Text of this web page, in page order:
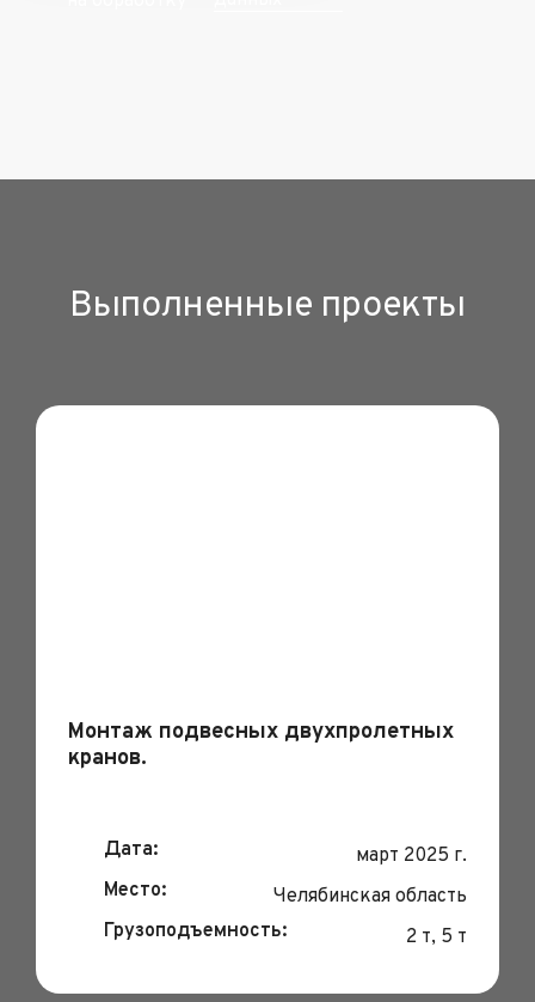
Выполненные проекты
Монтаж подвесных двухпролетных
кранов.
Дата:
март 2025 г.
Место:
Челябинская область
Грузоподъемность:
2 т, 5 т